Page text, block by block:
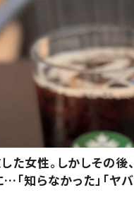
た女性。しかしその後、
知らなかった」「ヤバ